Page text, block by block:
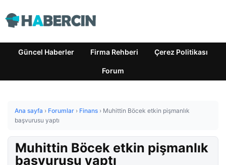
Güncel Haberler Firma Rehberi Çerez Politikası
Forum
Ana sayfa › Forumlar › Finans › Muhittin Böcek etkin pişmanlık
başvurusu yaptı
Muhittin Böcek etkin pişmanlık
başvurusu yaptı